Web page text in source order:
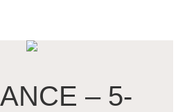
– 5-